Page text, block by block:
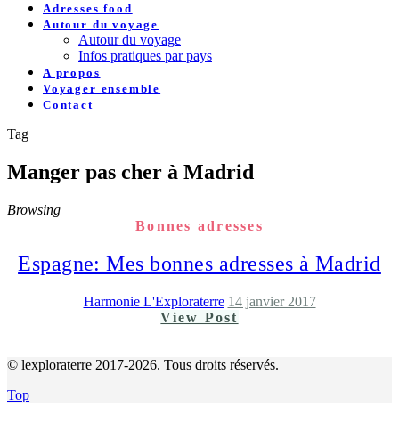
Adresses food
Autour du voyage
Autour du voyage
Infos pratiques par pays
A propos
Voyager ensemble
Contact
Tag
Manger pas cher à Madrid
Browsing
Bonnes adresses
Espagne: Mes bonnes adresses à Madrid
Harmonie L'Exploraterre 14 janvier 2017
View Post
© lexploraterre 2017-2026. Tous droits réservés.
Top